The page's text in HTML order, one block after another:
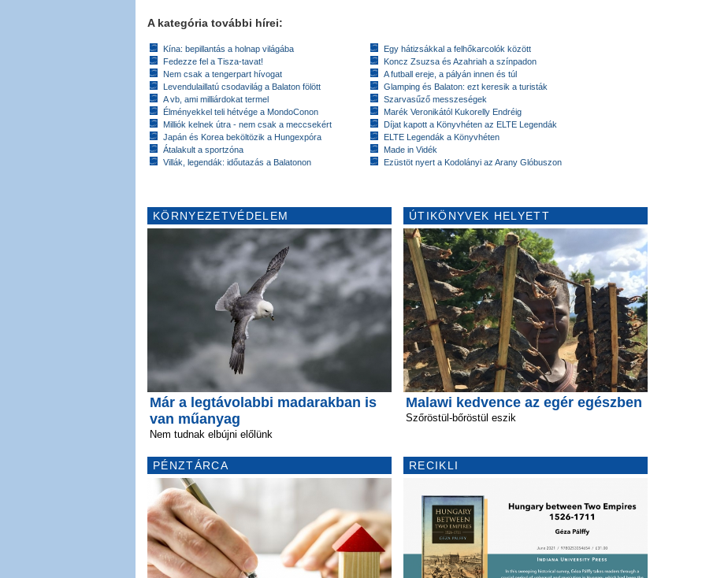
A kategória további hírei:
Kína: bepillantás a holnap világába
Fedezze fel a Tisza-tavat!
Nem csak a tengerpart hívogat
Levendulaillatú csodavilág a Balaton fölött
A vb, ami milliárdokat termel
Élményekkel teli hétvége a MondoConon
Milliók kelnek útra - nem csak a meccsekért
Japán és Korea beköltözik a Hungexpóra
Átalakult a sportzóna
Villák, legendák: időutazás a Balatonon
Egy hátizsákkal a felhőkarcolók között
Koncz Zsuzsa és Azahriah a színpadon
A futball ereje, a pályán innen és túl
Glamping és Balaton: ezt keresik a turisták
Szarvasűző messzeségek
Marék Veronikától Kukorelly Endréig
Díjat kapott a Könyvhéten az ELTE Legendák
ELTE Legendák a Könyvhéten
Made in Vidék
Ezüstöt nyert a Kodolányi az Arany Glóbuszon
KÖRNYEZETVÉDELEM
Már a legtávolabbi madarakban is
van műanyag
Nem tudnak elbújni előlünk
PÉNZTÁRCA
ÚTIKÖNYVEK HELYETT
Malawi kedvence az egér egészben
Szőröstül-bőröstül eszik
RECIKLI